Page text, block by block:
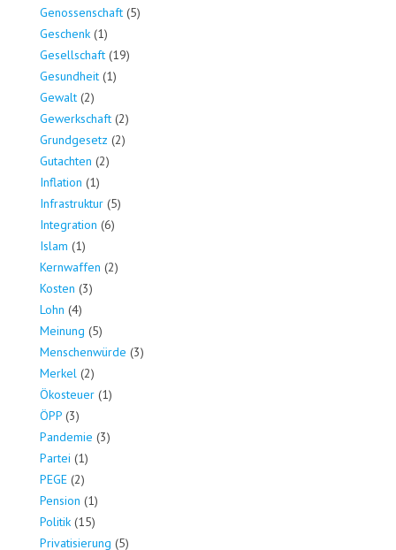
Genossenschaft (5)
Geschenk (1)
Gesellschaft (19)
Gesundheit (1)
Gewalt (2)
Gewerkschaft (2)
Grundgesetz (2)
Gutachten (2)
Inflation (1)
Infrastruktur (5)
Integration (6)
Islam (1)
Kernwaffen (2)
Kosten (3)
Lohn (4)
Meinung (5)
Menschenwürde (3)
Merkel (2)
Ökosteuer (1)
ÖPP (3)
Pandemie (3)
Partei (1)
PEGE (2)
Pension (1)
Politik (15)
Privatisierung (5)